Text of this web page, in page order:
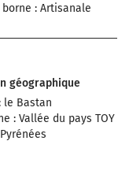
borne : Artisanale
géographique
le Bastan
: Vallée du pays TOY